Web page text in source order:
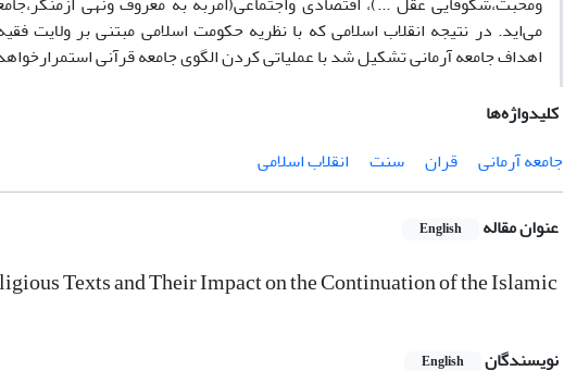
می‌اید. در نتیجه انقلاب اسلامی که با نظریه حکومت اسلامی مبتنی بر ولایت
اهداف جامعه آرمانی تشکیل شد با عملیاتی کردن الگوی جامعه قرآنی
کلیدواژه‌ها
جامعه آرمانی
قران سنت انقلاب اسلامی
عنوان مقاله English
Texts and Their Impact on the Continuation of the Islamic
نویسندگان English